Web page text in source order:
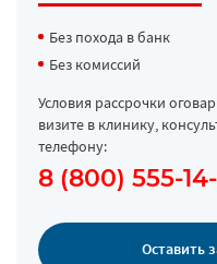
Без похода в банк
Без комиссий
Условия рассрочки
визите в клинику,
телефону:
8 (800) 555-
Оставить